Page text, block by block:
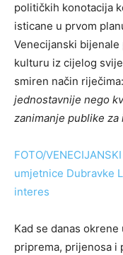
političkih konotacija
isticane u prvom
Venecijanski
kulturu iz cijelog
smiren način riječima:
jednostavnije nego
zanimanje publike
FOTO/
umjetnice Dubravke
interes
Kad se danas
priprema, prijenosa i